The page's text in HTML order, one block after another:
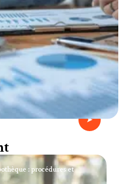
: procédures et